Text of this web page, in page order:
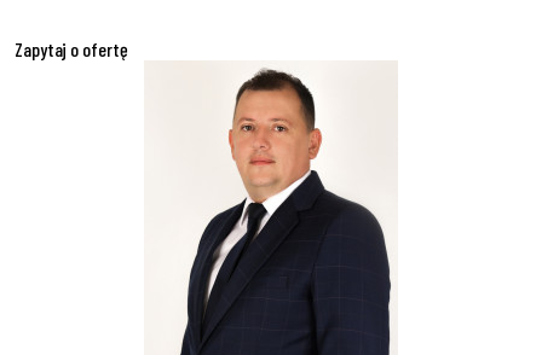
Zapytaj o ofertę